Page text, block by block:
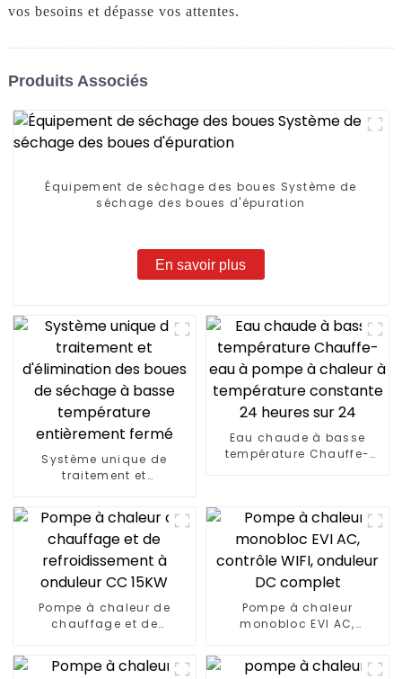
vos besoins et dépasse vos attentes.
Produits Associés
Équipement de séchage des boues Système de
séchage des boues d'épuration
En savoir plus
Système unique de
traitement et
de séchage à basse
température entièrement
fermé
Eau chaude à basse
température Chauffe-
Pompe à chaleur de
chauffage et de
onduleur CC 15KW
Pompe à chaleur
monobloc EVI AC,
DC complet